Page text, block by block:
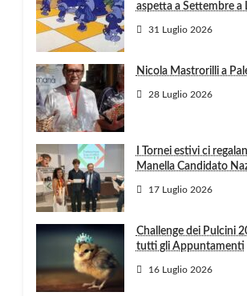
aspetta a Settembre a
31 Luglio 2026
Nicola Mastrorilli a
28 Luglio 2026
I Tornei estivi ci
Manella Candidato
17 Luglio 2026
Challenge dei Pulcini
tutti gli Appuntamenti
16 Luglio 2026